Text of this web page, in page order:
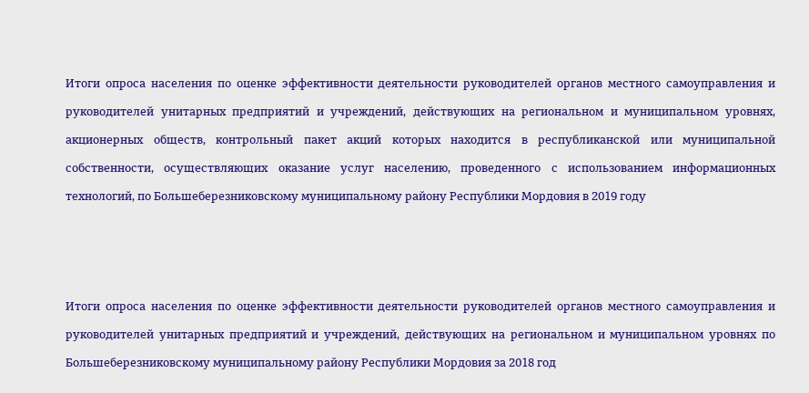
Итоги опроса населения по оценке эффективности деятельности руководителей органов местного самоуправления и
руководителей унитарных предприятий и учреждений, действующих на региональном и муниципальном уровнях,
акционерных обществ, контрольный пакет акций которых находится в республиканской или муниципальной
собственности, осуществляющих оказание услуг населению, проведенного с использованием информационных
технологий, по Большеберезниковскому муниципальному району Республики Мордовия в 2019 году
Итоги опроса населения по оценке эффективности деятельности руководителей органов местного самоуправления и
руководителей унитарных предприятий и учреждений, действующих на региональном и муниципальном уровнях по
Большеберезниковскому муниципальному району Республики Мордовия за 2018 год